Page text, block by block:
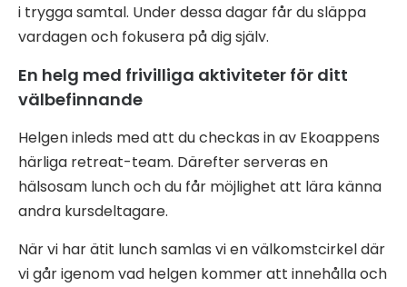
i trygga samtal. Under dessa dagar får du släppa
vardagen och fokusera på dig själv.
En helg med frivilliga aktiviteter för ditt
välbefinnande
Helgen inleds med att du checkas in av Ekoappens
härliga retreat-team. Därefter serveras en
hälsosam lunch och du får möjlighet att lära känna
andra kursdeltagare.
När vi har ätit lunch samlas vi en välkomstcirkel där
vi går igenom vad helgen kommer att innehålla och